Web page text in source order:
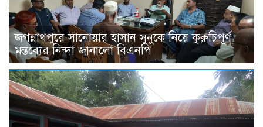
জগন্নাথপুরে সানোয়ার হাসান সুনুকে নিয়ে কুরুচিপূর্ণ
মন্তব্যের নিন্দা জানালো বিএনপি